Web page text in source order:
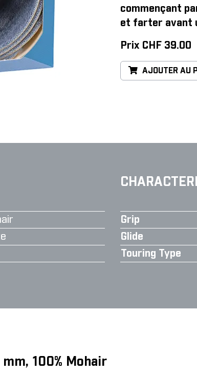
commençant
et farter avant
Prix CHF 39.00
AJOUTER AU
Grip
Glide
Touring Type
100% Mohair